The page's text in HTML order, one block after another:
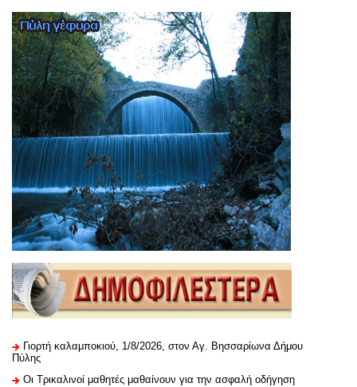
Γιορτή καλαμποκιού, 1/8/2026, στον Αγ. Βησσαρίωνα Δήμου
Πύλης
Οι Τρικαλινοί μαθητές μαθαίνουν για την ασφαλή οδήγηση